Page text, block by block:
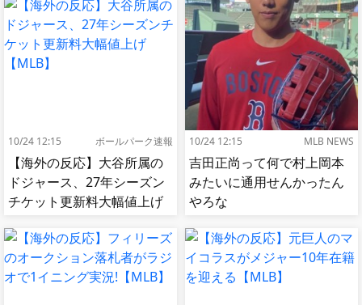
肘鉄を顔面に食らう[海外の
反応]
10/24 12:15 ボールパーク速報
【海外の反応】大谷所属の
ドジャース、27年シーズン
チケット更新料大幅値上げ
10/24 12:15 MLB NEWS
吉田正尚って何で村上岡本
みたいに通用せんかったん
やろな